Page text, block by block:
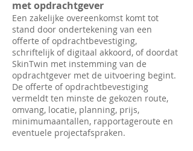
met opdrachtgever
Een zakelijke overeenkomst komt tot
stand door ondertekening van een
offerte of opdrachtbevestiging,
schriftelijk of digitaal akkoord, of doordat
SkinTwin met instemming van de
opdrachtgever met de uitvoering begint.
De offerte of opdrachtbevestiging
vermeldt ten minste de gekozen route,
omvang, locatie, planning, prijs,
minimumaantallen, rapportageroute en
eventuele projectafspraken.